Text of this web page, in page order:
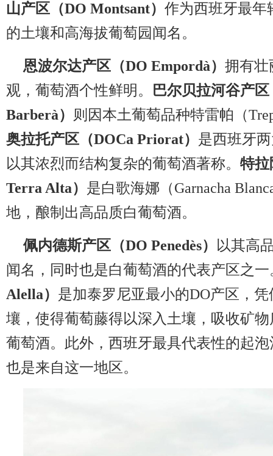
山产区（DO Montsant） 作为西班牙最年
的土壤和高海拔葡萄园闻名。
恩波尔达产区（DO Empordà） 拥有壮
观，葡萄酒个性鲜明。
巴尔贝拉河谷产
Barberà） 则因本土葡萄品种特雷帕（
奥拉托产区（DOCa Priorat） 是西班牙
以其浓烈而结构复杂的葡萄酒著称。 特拉
Terra Alta） 是白歌海娜（Garnacha
地，酿制出高品质白葡萄酒。
佩内德斯产区（DO Penedès）
以其高
闻名，同时也是白葡萄酒的代表产区之一
Alella） 是加泰罗尼亚最小的DO产区，凭
壤，使得葡萄藤得以深入土壤，吸收矿
葡萄酒。此外，西班牙最具代表性的起泡
也是来自这一地区。